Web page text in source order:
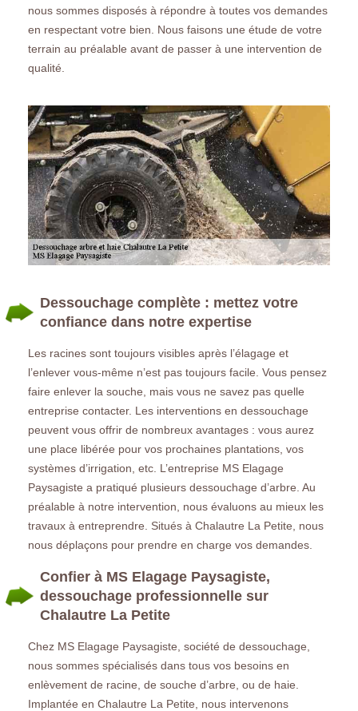
nous sommes disposés à répondre à toutes vos demandes
en respectant votre bien. Nous faisons une étude de votre
terrain au préalable avant de passer à une intervention de
qualité.
Dessouchage complète : mettez votre
confiance dans notre expertise
Les racines sont toujours visibles après l’élagage et
l’enlever vous-même n’est pas toujours facile. Vous pensez
faire enlever la souche, mais vous ne savez pas quelle
entreprise contacter. Les interventions en dessouchage
peuvent vous offrir de nombreux avantages : vous aurez
une place libérée pour vos prochaines plantations, vos
systèmes d’irrigation, etc. L’entreprise MS Elagage
Paysagiste a pratiqué plusieurs dessouchage d’arbre. Au
préalable à notre intervention, nous évaluons au mieux les
travaux à entreprendre. Situés à Chalautre La Petite, nous
nous déplaçons pour prendre en charge vos demandes.
Confier à MS Elagage Paysagiste,
dessouchage professionnelle sur
Chalautre La Petite
Chez MS Elagage Paysagiste, société de dessouchage,
nous sommes spécialisés dans tous vos besoins en
enlèvement de racine, de souche d’arbre, ou de haie.
Implantée en Chalautre La Petite, nous intervenons